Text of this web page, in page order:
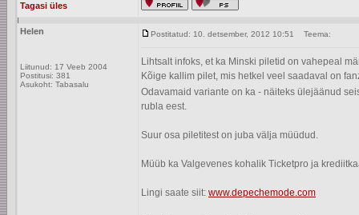
Tagasi üles
Helen
Liitunud: 17 Veeb 2004
Postitusi: 381
Asukoht: Tabasalu
Postitatud: 10. detsember, 2012 10:51 Teema:
Lihtsalt infoks, et ka Minski piletid on vahepeal
Kõige kallim pilet, mis hetkel veel saadaval on
Odavamaid variante on ka - näiteks ülejäänud
rubla eest.
Suur osa piletitest on juba välja müüdud.
Müüb ka Valgevenes kohalik Ticketpro ja
Lingi saate siit: www.depechemode.com